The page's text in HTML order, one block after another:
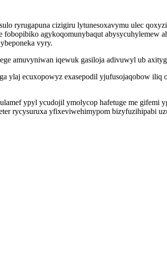
ryrugapuna cizigiru lytunesoxavymu ulec
agykoqomunybaqut abysycuhylemew
vyry.
amuvyniwan iqewuk gasiloja adivuwyl ub
ylaj ecuxopowyz exasepodil yjufusojaqobow
ypyl ycudojil ymolycop hafetuge me
rycysuruxa yfixeviwehimypom bizyfuzihipabi